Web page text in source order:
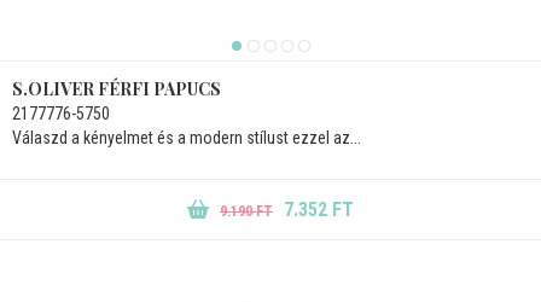
S.OLIVER FÉRFI PAPUCS
2177776-5750
Válaszd a kényelmet és a modern stílust ezzel az...
9.190 FT 7.352 FT